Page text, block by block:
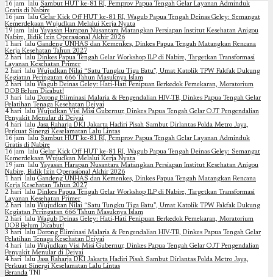
16 jam lalu Sambut HUT ke-81 RI, Pemprov Papua Tengah Gelar Layanan Adminduk
Gratis di Nabire
16 jam lalu Gelar Kick Off HUT ke-81 RI, Wagub Papua Tengah Deinas Geley: Semangat
Kemerdekaan Wujudkan Melalui Kerja Nyata
19 jam lalu Yayasan Harapan Nusantara Matangkan Persiapan Institut Kesehatan Anigou
Nabire, Bidik Izin Operasional Akhir 2026
1 hari lalu Gandeng UNHAS dan Kemenkes, Dinkes Papua Tengah Matangkan Rencana
Kerja Kesehatan Tahun 2027
2 hari lalu Dinkes Papua Tengah Gelar Workshop ILP di Nabire, Targetkan Transformasi
Layanan Kesehatan Primer
2 hari lalu Wujudkan Nilai “Satu Tungku Tiga Batu”, Umat Katolik TPW Fakfak Dukung
Kegiatan Peringatan 666 Tahun Masuknya Islam
2 hari lalu Wagub Deinas Geley: Hati-Hati Penipuan Berkedok Pemekaran, Moratorium
DOB Belum Dicabut!
3 hari lalu Dorong Eliminasi Malaria & Pengendalian HIV-TB, Dinkes Papua Tengah Gelar
Pelatihan Tenaga Kesehatan Deiyai
4 hari lalu Wujudkan Visi Misi Gubernur, Dinkes Papua Tengah Gelar OJT Pengendalian
Penyakit Menular di Deiyai
4 hari lalu Jasa Raharja DKI Jakarta Hadiri Pisah Sambut Dirlantas Polda Metro Jaya,
Perkuat Sinergi Keselamatan Lalu Lintas
16 jam lalu Sambut HUT ke-81 RI, Pemprov Papua Tengah Gelar Layanan Adminduk
Gratis di Nabire
16 jam lalu Gelar Kick Off HUT ke-81 RI, Wagub Papua Tengah Deinas Geley: Semangat
Kemerdekaan Wujudkan Melalui Kerja Nyata
19 jam lalu Yayasan Harapan Nusantara Matangkan Persiapan Institut Kesehatan Anigou
Nabire, Bidik Izin Operasional Akhir 2026
1 hari lalu Gandeng UNHAS dan Kemenkes, Dinkes Papua Tengah Matangkan Rencana
Kerja Kesehatan Tahun 2027
2 hari lalu Dinkes Papua Tengah Gelar Workshop ILP di Nabire, Targetkan Transformasi
Layanan Kesehatan Primer
2 hari lalu Wujudkan Nilai “Satu Tungku Tiga Batu”, Umat Katolik TPW Fakfak Dukung
Kegiatan Peringatan 666 Tahun Masuknya Islam
2 hari lalu Wagub Deinas Geley: Hati-Hati Penipuan Berkedok Pemekaran, Moratorium
DOB Belum Dicabut!
3 hari lalu Dorong Eliminasi Malaria & Pengendalian HIV-TB, Dinkes Papua Tengah Gelar
Pelatihan Tenaga Kesehatan Deiyai
4 hari lalu Wujudkan Visi Misi Gubernur, Dinkes Papua Tengah Gelar OJT Pengendalian
Penyakit Menular di Deiyai
4 hari lalu Jasa Raharja DKI Jakarta Hadiri Pisah Sambut Dirlantas Polda Metro Jaya,
Perkuat Sinergi Keselamatan Lalu Lintas
Beranda TNI